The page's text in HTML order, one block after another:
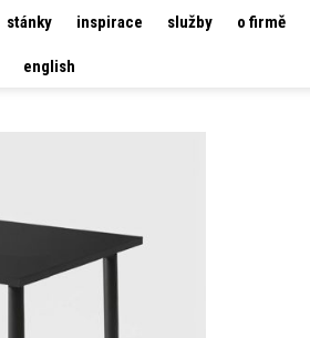
stánky inspirace služby o firmě
english